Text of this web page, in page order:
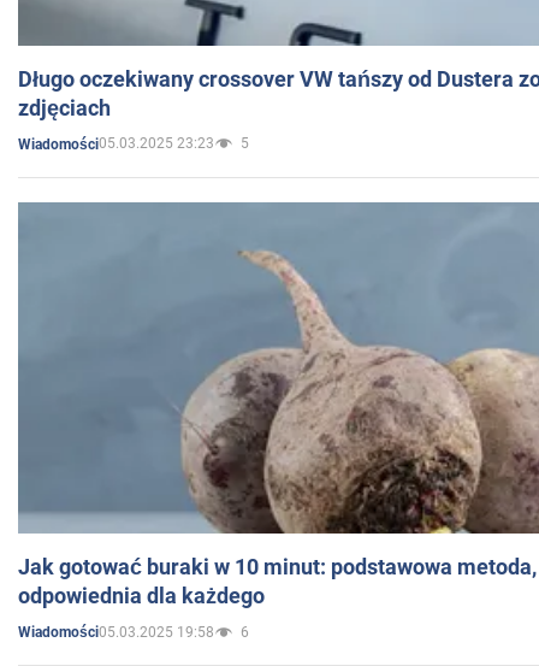
Długo oczekiwany crossover VW tańszy od Dustera
zdjęciach
Wiadomości05.03.2025 23:23 5
Jak gotować buraki w 10 minut: podstawowa
odpowiednia dla każdego
Wiadomości05.03.2025 19:58 6